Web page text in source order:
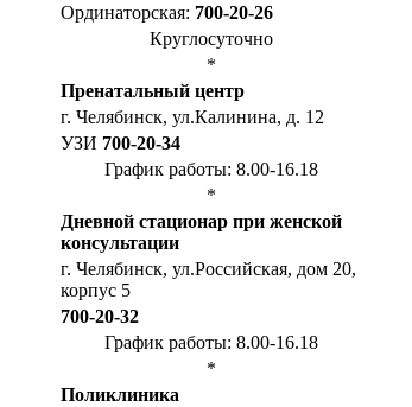
Ординаторская: 700-20-26
Круглосуточно
*
Пренатальный центр
г. Челябинск, ул.Калинина, д. 12
УЗИ 700-20-34
График работы: 8.00-16.18
*
Дневной стационар при женской
консультации
г. Челябинск, ул.Российская, дом 20,
корпус 5
700-20-32
График работы: 8.00-16.18
*
Поликлиника